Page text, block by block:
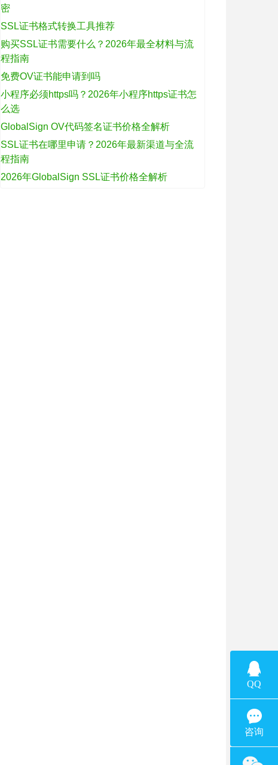
密
SSL证书格式转换工具推荐
购买SSL证书需要什么？2026年最全材料与流
程指南
免费OV证书能申请到吗
小程序必须https吗？2026年小程序https证书怎
么选
GlobalSign OV代码签名证书价格全解析
SSL证书在哪里申请？2026年最新渠道与全流
程指南
2026年GlobalSign SSL证书价格全解析